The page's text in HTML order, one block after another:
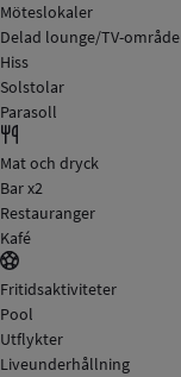
Möteslokaler
Delad lounge/TV-område
Hiss
Solstolar
Parasoll
Mat och dryck
Bar x2
Restauranger
Kafé
Fritidsaktiviteter
Pool
Utflykter
Liveunderhållning